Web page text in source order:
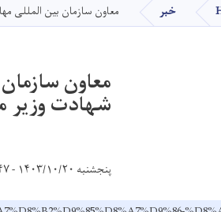
خبر معاون سازمان بین المللی
معاون
شهادت وزیر
پنجشنبه ۱۴۰۳/۱۰/۲۰ - ۸:۴۷